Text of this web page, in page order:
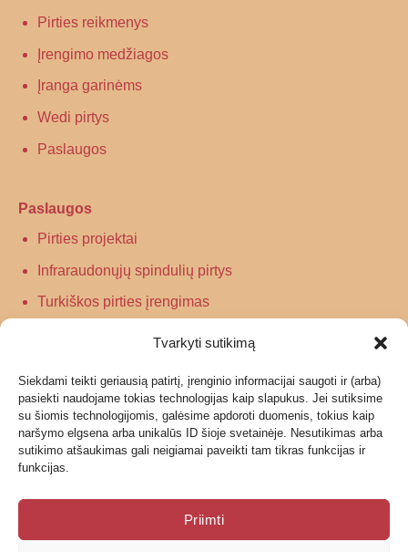
Tvarkyti sutikimą
Siekdami teikti geriausią patirtį, įrenginio informacijai saugoti ir (arba)
pasiekti naudojame tokias technologijas kaip slapukus. Jei sutiksime
su šiomis technologijomis, galėsime apdoroti duomenis, tokius kaip
naršymo elgsena arba unikalūs ID šioje svetainėje. Nesutikimas arba
sutikimo atšaukimas gali neigiamai paveikti tam tikras funkcijas ir
funkcijas.
Priimti
Pirties reikmenys
Įrengimo medžiagos
Įranga garinėms
Wedi pirtys
Paslaugos
Paslaugos
Pirties projektai
Infraraudonųjų spindulių pirtys
Turkiškos pirties įrengimas
Informacija
Grąžinimas
Garantijos ir privatumo politika